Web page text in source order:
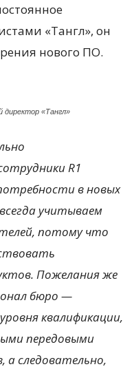
«Тангл», он
нового ПО.
директор «Тангл»
R1
в новых
учитываем
потому что
Пожелания же
бюро —
квалификации,
передовыми
а следовательно,